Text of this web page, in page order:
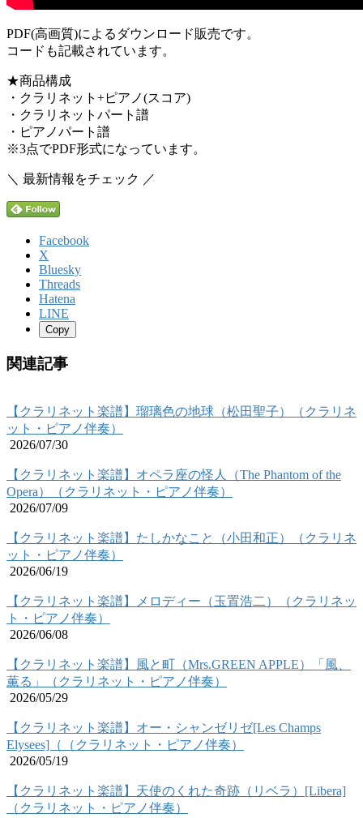
PDF(高画質)によるダウンロード販売です。
コードも記載されています。
★商品構成
・クラリネット+ピアノ(スコア)
・クラリネットパート譜
・ピアノパート譜
※3点でPDF形式になっています。
＼ 最新情報をチェック ／
Facebook
X
Bluesky
Threads
Hatena
LINE
Copy
関連記事
【クラリネット楽譜】瑠璃色の地球（松田聖子）（クラリネ
ット・ピアノ伴奏）
2026/07/30
【クラリネット楽譜】オペラ座の怪人（The Phantom of the
Opera）（クラリネット・ピアノ伴奏）
2026/07/09
【クラリネット楽譜】たしかなこと（小田和正）（クラリネ
ット・ピアノ伴奏）
2026/06/19
【クラリネット楽譜】メロディー（玉置浩二）（クラリネッ
ト・ピアノ伴奏）
2026/06/08
【クラリネット楽譜】風と町（Mrs.GREEN APPLE）「風、
薫る」（クラリネット・ピアノ伴奏）
2026/05/29
【クラリネット楽譜】オー・シャンゼリゼ[Les Champs
Elysees]（（クラリネット・ピアノ伴奏）
2026/05/19
【クラリネット楽譜】天使のくれた奇跡（リベラ）[Libera]
（クラリネット・ピアノ伴奏）